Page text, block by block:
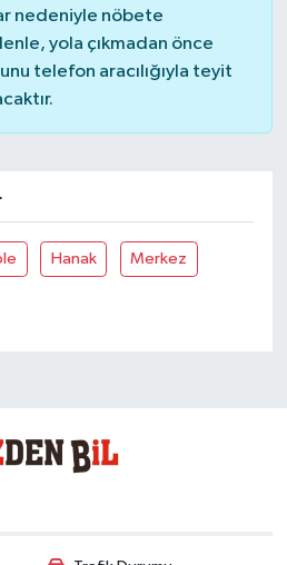
nedeniyle nöbete
yola çıkmadan önce
telefon aracılığıyla teyit
Hanak Merkez